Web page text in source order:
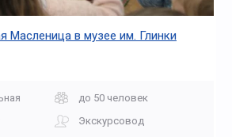
Масленица в музее им. Глинки
до 50 человек
Экскурсовод